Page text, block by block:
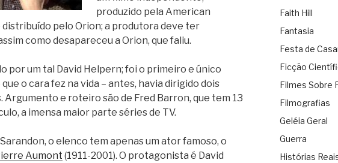
produzido pela American
pelo Orion; a produtora deve ter
como desapareceu a Orion, que faliu.
por um tal David Helpern; foi o primeiro e único
o cara fez na vida – antes, havia dirigido dois
Argumento e roteiro são de Fred Barron, que tem 13
a imensa maior parte séries de TV.
o elenco tem apenas um ator famoso, o
Aumont (1911-2001). O protagonista é David
Faith Hill
Fantasia
Festa de
Ficção
Filmes Sobre
Filmografias
Geléia Geral
Guerra
Histórias